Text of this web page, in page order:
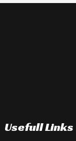
Usefull Links